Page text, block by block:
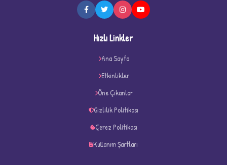
Hızlı Linkler
Ana Sayfa
Etkinlikler
Öne Çıkanlar
Gizlilik Politikası
Çerez Politikası
Kullanım Şartları